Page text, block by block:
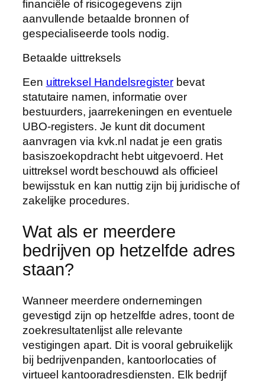
financiële of risicogegevens zijn
aanvullende betaalde bronnen of
gespecialiseerde tools nodig.
Betaalde uittreksels
Een uittreksel Handelsregister bevat
statutaire namen, informatie over
bestuurders, jaarrekeningen en eventuele
UBO-registers. Je kunt dit document
aanvragen via kvk.nl nadat je een gratis
basiszoekopdracht hebt uitgevoerd. Het
uittreksel wordt beschouwd als officieel
bewijsstuk en kan nuttig zijn bij juridische of
zakelijke procedures.
Wat als er meerdere
bedrijven op hetzelfde adres
staan?
Wanneer meerdere ondernemingen
gevestigd zijn op hetzelfde adres, toont de
zoekresultatenlijst alle relevante
vestigingen apart. Dit is vooral gebruikelijk
bij bedrijvenpanden, kantoorlocaties of
virtueel kantooradresdiensten. Elk bedrijf